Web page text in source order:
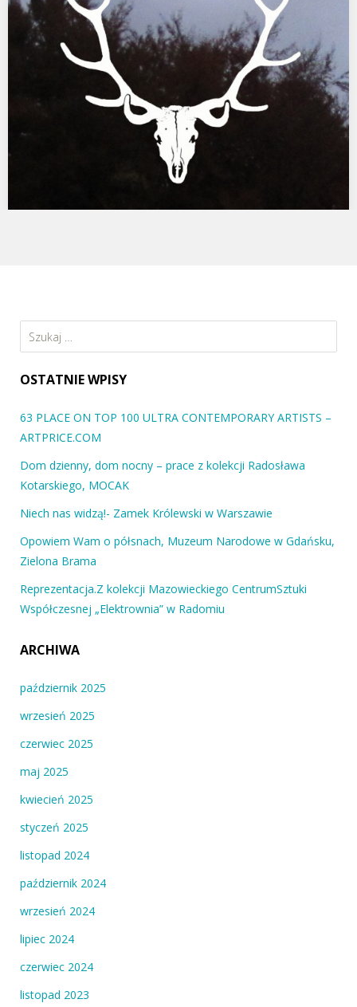
NAJPRZYJEMNIEJSI – GORYLION Z PŁYTY WZIĘLI I ZAGRALI PINKI
PAJS REKORDS…
Szukaj:
OSTATNIE WPISY
63 PLACE ON TOP 100 ULTRA CONTEMPORARY ARTISTS –
ARTPRICE.COM
Dom dzienny, dom nocny – prace z kolekcji Radosława
Kotarskiego, MOCAK
Niech nas widzą!- Zamek Królewski w Warszawie
Opowiem Wam o półsnach, Muzeum Narodowe w Gdańsku,
Zielona Brama
Reprezentacja.Z kolekcji Mazowieckiego CentrumSztuki
Współczesnej „Elektrownia” w Radomiu
ARCHIWA
październik 2025
wrzesień 2025
czerwiec 2025
maj 2025
kwiecień 2025
styczeń 2025
listopad 2024
październik 2024
wrzesień 2024
lipiec 2024
czerwiec 2024
listopad 2023